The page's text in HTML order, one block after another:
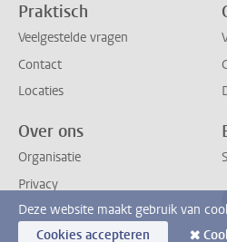
Praktisch
Veelgestelde vragen
Contact
Locaties
Over ons
Organisatie
Privacy
Deze website maakt gebruik van
Cookies accepteren